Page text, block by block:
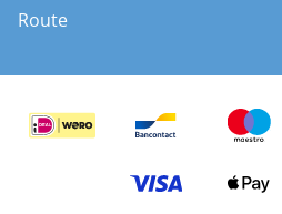
Zwemtrappen
Route